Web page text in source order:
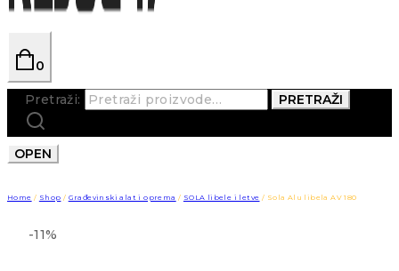
0
Pretraži: PRETRAŽI
OPEN
Home / Shop / Građevinski alat i oprema / SOLA libele i letve / Sola Alu libela AV 180
-11%